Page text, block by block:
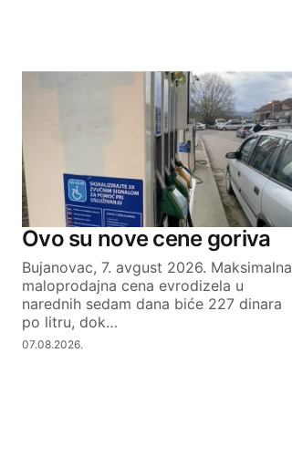
Ovo su nove cene goriva
Bujanovac, 7. avgust 2026. Maksimalna
maloprodajna cena evrodizela u
narednih sedam dana biće 227 dinara
po litru, dok…
07.08.2026.